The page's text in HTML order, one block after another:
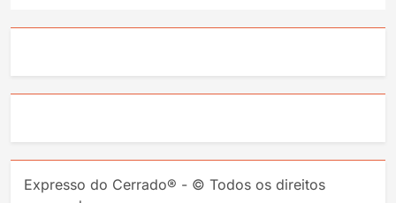
Expresso do Cerrado® - © Todos os direitos